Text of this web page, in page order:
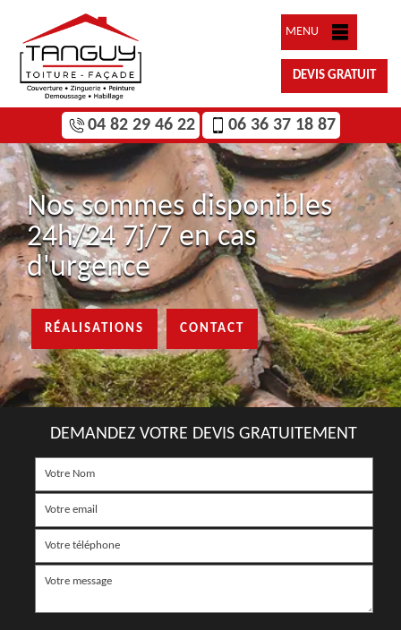
MENU
DEVIS GRATUIT
04 82 29 46 22 06 36 37 18 87
Nos sommes disponibles
24h/24 7j/7 en cas
d'urgence
RÉALISATIONS CONTACT
DEMANDEZ VOTRE DEVIS GRATUITEMENT